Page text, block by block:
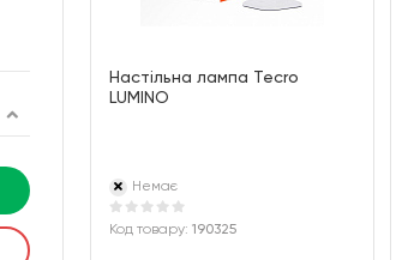
Настільна лампа Tecro
LUMINO
Немає
Код товару: 190325